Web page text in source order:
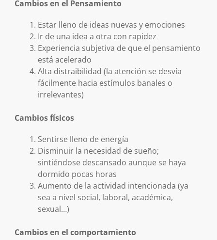
Cambios en el Pensamiento
Estar lleno de ideas nuevas y emociones
Ir de una idea a otra con rapidez
Experiencia subjetiva de que el pensamiento
está acelerado
Alta distraibilidad (la atención se desvía
fácilmente hacia estímulos banales o
irrelevantes)
Cambios físicos
Sentirse lleno de energía
Disminuir la necesidad de sueño;
sintiéndose descansado aunque se haya
dormido pocas horas
Aumento de la actividad intencionada (ya
sea a nivel social, laboral, académica,
sexual…)
Cambios en el comportamiento